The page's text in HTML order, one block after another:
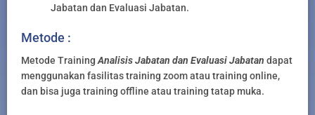
Jabatan dan Evaluasi Jabatan.
Metode :
Metode Training Analisis Jabatan dan Evaluasi Jabatan dapat
menggunakan fasilitas training zoom atau training online,
dan bisa juga training offline atau training tatap muka.